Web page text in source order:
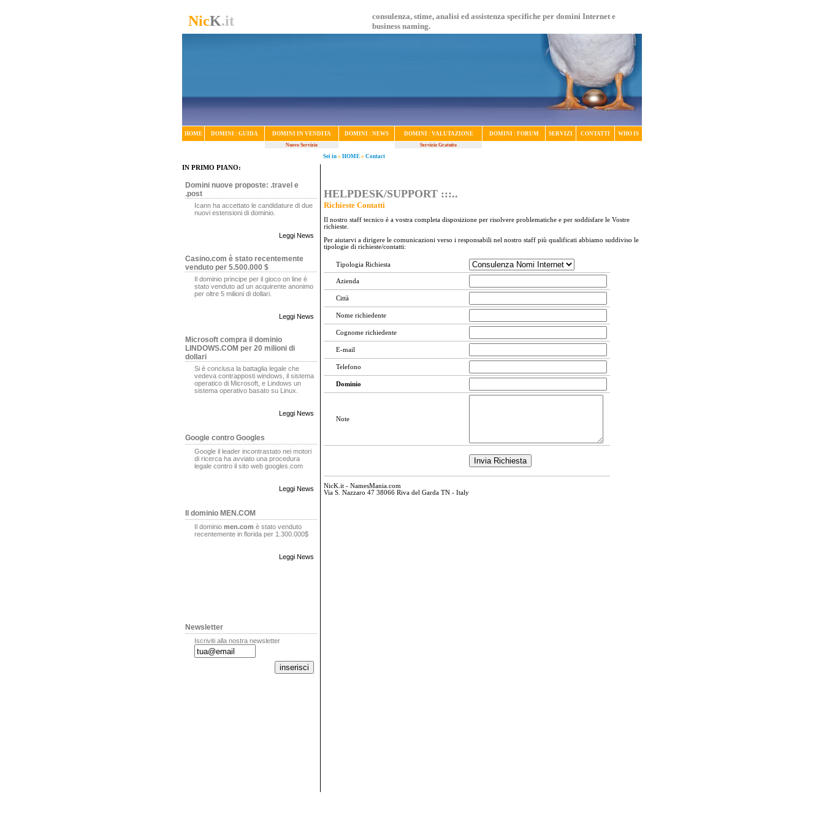
NicK.it
consulenza, stime, analisi ed assistenza specifiche per domini Internet e
business naming.
HOME DOMINI : GUIDA DOMINI IN VENDITA DOMINI : NEWS DOMINI : VALUTAZIONE DOMINI : FORUM SERVIZI CONTATTI WHO IS
Nuovo Servizio Servizio Gratuito
Sei in » HOME » Contact
IN PRIMO PIANO:
Domini nuove proposte: .travel e
.post
Icann ha accettato le candidature di due
nuovi estensioni di dominio.
Leggi News
Casino.com è stato recentemente
venduto per 5.500.000 $
Il dominio principe per il gioco on line è
stato venduto ad un acquirente anonimo
per oltre 5 milioni di dollari.
Leggi News
Microsoft compra il dominio
LINDOWS.COM per 20 milioni di
dollari
Si è conclusa la battaglia legale che
vedeva contrapposti windows, il sistema
operatico di Microsoft, e Lindows un
sistema operativo basato su Linux.
Leggi News
Google contro Googles
Google il leader incontrastato nei motori
di ricerca ha avviato una procedura
legale contro il sito web googles.com
Leggi News
Il dominio MEN.COM
Il dominio men.com è stato venduto
recentemente in florida per 1.300.000$
Leggi News
Newsletter
Iscriviti alla nostra newsletter
HELPDESK/SUPPORT :::..
Richieste Contatti
Il nostro staff tecnico è a vostra completa disposizione per risolvere problematiche e per soddisfare le Vostre
richieste.
Per aiutarvi a dirigere le comunicazioni verso i responsabili nel nostro staff più qualificati abbiamo suddiviso le
tipologie di richieste/contatti:
Tipologia Richiesta
Azienda
Città
Nome richiedente
Cognome richiedente
E-mail
Telefono
Dominio
Note
NicK.it - NamesMania.com
Via S. Nazzaro 47 38066 Riva del Garda TN - Italy